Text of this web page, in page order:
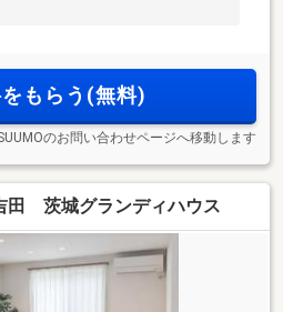
もらう(無料)
のお問い合わせページへ移動します
田 茨城グランディハウス